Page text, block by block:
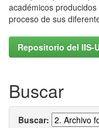
académicos
proceso de sus
Repositorio del IIS-
Buscar
Buscar: